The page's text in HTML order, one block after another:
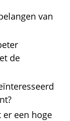
van
de
er een hoge